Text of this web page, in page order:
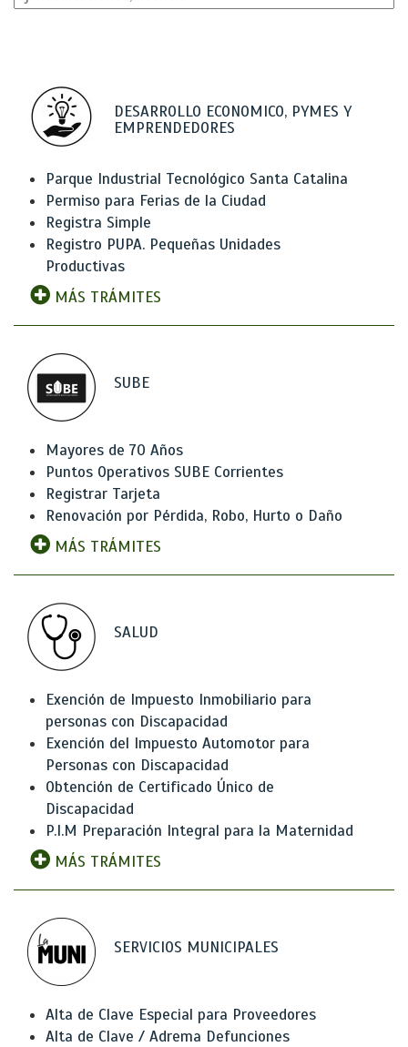
DESARROLLO ECONOMICO, PYMES Y
EMPRENDEDORES
Parque Industrial Tecnológico Santa Catalina
Permiso para Ferias de la Ciudad
Registra Simple
Registro PUPA. Pequeñas Unidades
Productivas
MÁS TRÁMITES
SUBE
Mayores de 70 Años
Puntos Operativos SUBE Corrientes
Registrar Tarjeta
Renovación por Pérdida, Robo, Hurto o Daño
MÁS TRÁMITES
SALUD
Exención de Impuesto Inmobiliario para
personas con Discapacidad
Exención del Impuesto Automotor para
Personas con Discapacidad
Obtención de Certificado Único de
Discapacidad
P.I.M Preparación Integral para la Maternidad
MÁS TRÁMITES
SERVICIOS MUNICIPALES
Alta de Clave Especial para Proveedores
Alta de Clave / Adrema Defunciones